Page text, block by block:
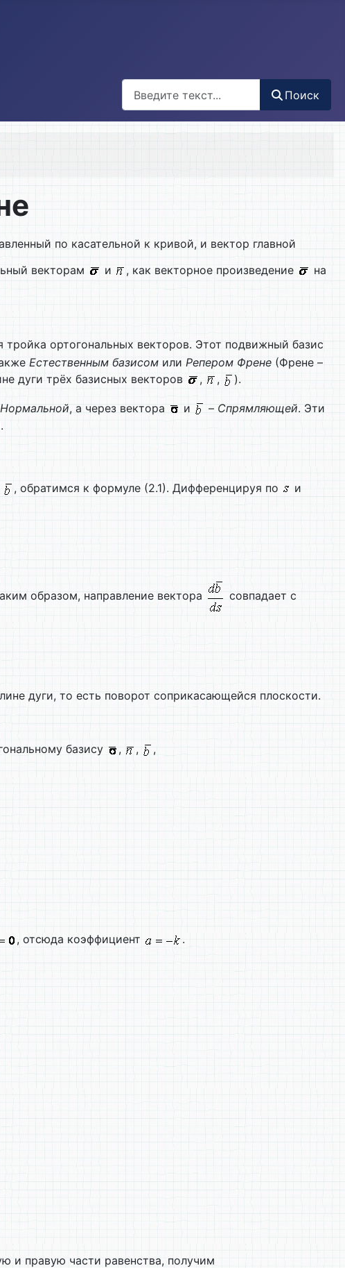
Поиск
по касательной к кривой, и вектор главной
векторам и , как векторное произведение на
тройка ортогональных векторов. Этот подвижный базис
Естественным базисом или Репером Френе (Френе –
дуги трёх базисных векторов , , ).
Нормальной, а через вектора и – Спрямляющей. Эти
, обратимся к формуле (2.1). Дифференцируя по
и
образом, направление вектора
совпадает с
дуги, то есть поворот соприкасающейся плоскости.
базису , , ,
, отсюда коэффициент .
и правую части равенства, получим